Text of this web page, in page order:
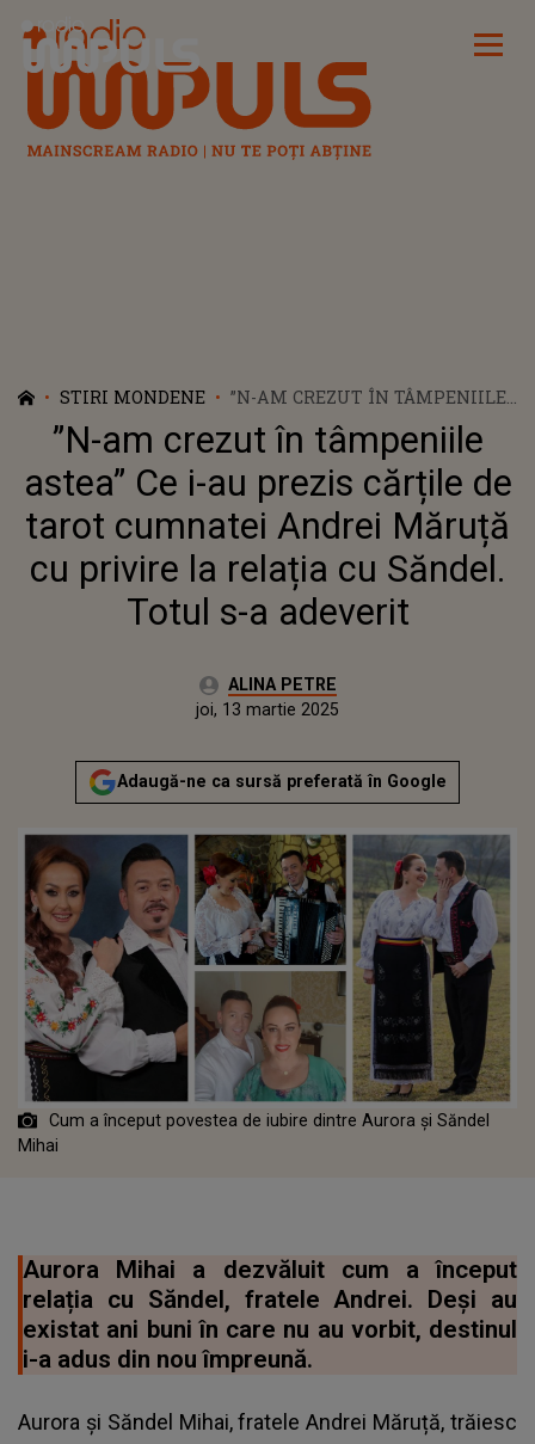
Radio Impuls
STIRI MONDENE
”N-AM CREZUT ÎN TÂMPENIILE
ASTEA” CE I-AU PREZIS CĂRȚILE
DE TAROT CUMNATEI ANDREI
MĂRUȚĂ CU PRIVIRE LA
RELAȚIA CU SĂNDEL. TOTUL S-
A ADEVERIT
”N-am crezut în tâmpeniile
astea” Ce i-au prezis cărțile de
tarot cumnatei Andrei Măruță
cu privire la relația cu Săndel.
Totul s-a adeverit
Autor:ALINA PETRE
miercuri, 13 martie 2024Actualizat:
joi, 13 martie 2025
Adaugă-ne ca sursă preferată în Google
Cum a început povestea de iubire dintre Aurora și Săndel
Mihai
Aurora Mihai a dezvăluit cum a început
relația cu Săndel, fratele Andrei. Deși au
existat ani buni în care nu au vorbit, destinul
i-a adus din nou împreună.
Aurora și Săndel Mihai, fratele Andrei Măruță, trăiesc